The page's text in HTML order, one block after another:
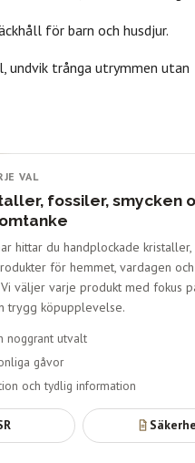
för barn och husdjur.
undvik trånga utrymmen utan
VAL
fossiler, smycken
hittar du handplockade kristaller,
för hemmet, vardagen och
väljer varje produkt med fokus
trygg köpupplevelse.
noggrant utvalt
gåvor
och tydlig information